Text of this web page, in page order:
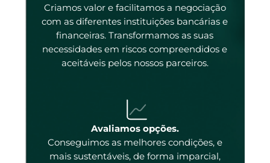
Criamos valor e facilitamos a negociação
com as diferentes instituições bancárias e
financeiras. Transformamos as suas
necessidades em riscos compreendidos e
aceitáveis pelos nossos parceiros.
Avaliamos opções.
Conseguimos as melhores condições, e
mais sustentáveis, de forma imparcial,